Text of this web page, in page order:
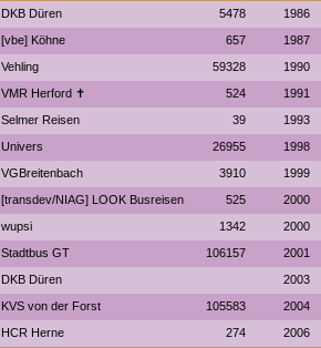
DKB Düren 5478 1986
[vbe] Köhne 657 1987
Vehling 59328 1990
VMR Herford ✝ 524 1991
Selmer Reisen 39 1993
Univers 26955 1998
VGBreitenbach 3910 1999
[transdev/NIAG] LOOK Busreisen 525 2000
wupsi 1342 2000
Stadtbus GT 106157 2001
DKB Düren 2003
KVS von der Forst 105583 2004
HCR Herne 274 2006